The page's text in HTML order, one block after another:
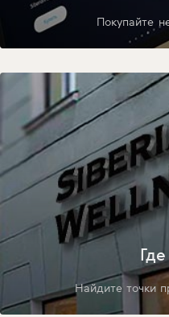
Покупайте
Найдите точки